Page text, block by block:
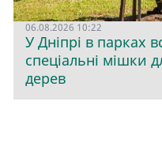
06.08.2026 10:22
У Дніпрі в парках
спеціальні мішки
дерев